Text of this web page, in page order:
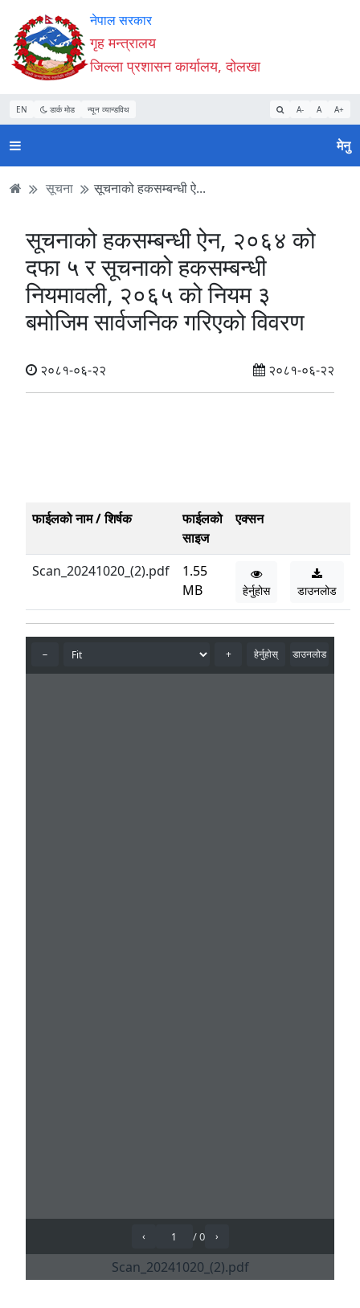
Accessibility
Mode
सुरु
गर्नुहोस्
सामाग्री
पढ्नुहाेस्
नेभिगेसन
पढ्नुहाेस्
वेबसाइट
खोजमा
जानुहोस्
नेपाल सरकार
गृह मन्त्रालय
जिल्ला प्रशासन कार्यालय, दोलखा
EN डार्क मोड न्यून व्यान्डविथ A- A A+
मेनु
सूचना सूचनाको हकसम्बन्धी ऐ...
सूचनाको हकसम्बन्धी ऐन, २०६४ को
दफा ५ र सूचनाको हकसम्बन्धी
नियमावली, २०६५ को नियम ३
बमोजिम सार्वजनिक गरिएको विवरण
२०८१-०६-२२ २०८१-०६-२२
फाईलको नाम / शिर्षक
फाईलको
साइज
एक्सन
Scan_20241020_(2).pdf
1.55
MB
हेर्नुहोस डाउनलोड